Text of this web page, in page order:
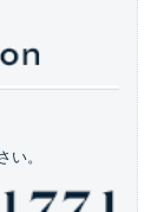
い。